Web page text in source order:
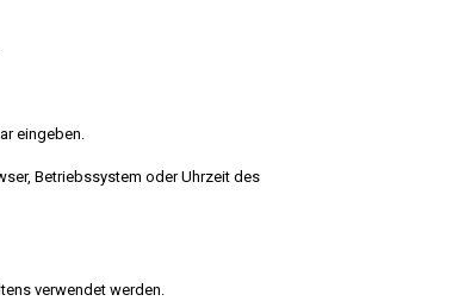
eingeben.
Betriebssystem oder Uhrzeit des
verwendet werden.